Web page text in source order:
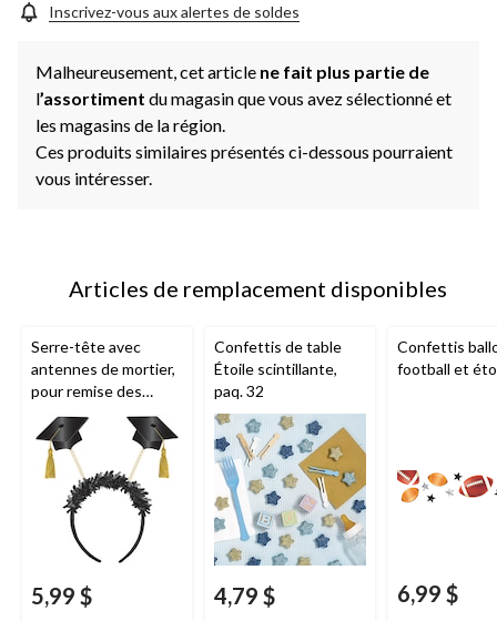
Inscrivez-vous aux alertes de soldes
Malheureusement, cet article ne fait plus partie de
l’assortiment du magasin que vous avez sélectionné et
les magasins de la région.
Ces produits similaires présentés ci-dessous pourraient
vous intéresser.
Articles de remplacement disponibles
Serre-tête avec
antennes de mortier,
pour remise des
diplômes, noir
5,99 $
Confettis de table
Étoile scintillante,
paq. 32
4,79 $
Confettis
football et
6,99 $